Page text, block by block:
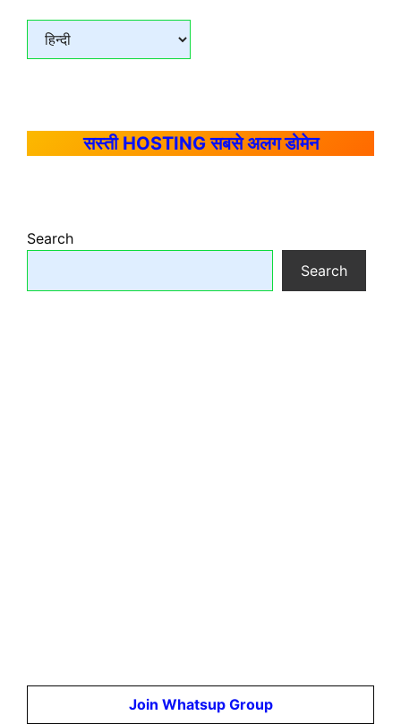
सस्ती HOSTING सबसे अलग डोमेन
Search
Search
Join Whatsup Group